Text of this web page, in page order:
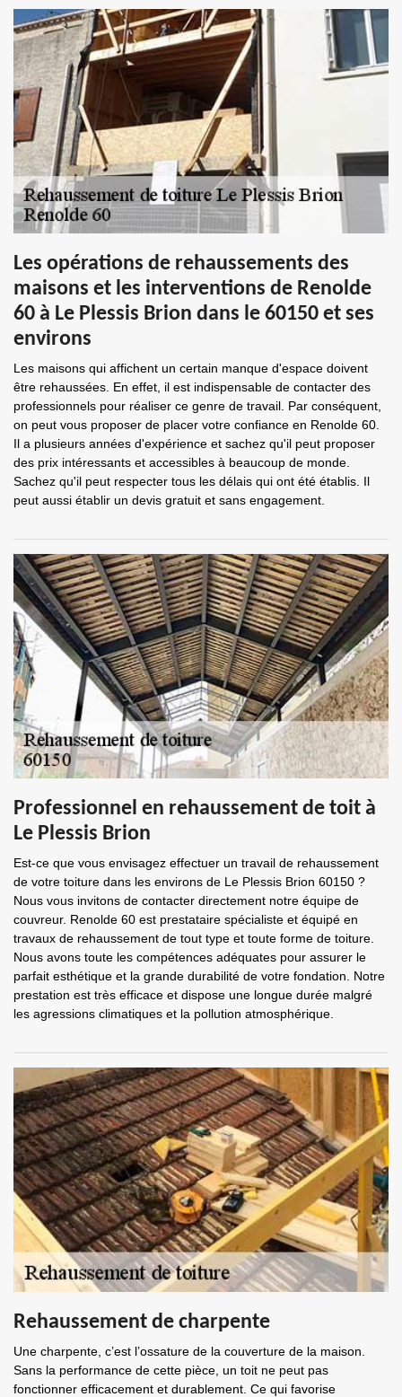
Les opérations de rehaussements des
maisons et les interventions de Renolde
60 à Le Plessis Brion dans le 60150 et ses
environs
Les maisons qui affichent un certain manque d'espace doivent
être rehaussées. En effet, il est indispensable de contacter des
professionnels pour réaliser ce genre de travail. Par conséquent,
on peut vous proposer de placer votre confiance en Renolde 60.
Il a plusieurs années d'expérience et sachez qu'il peut proposer
des prix intéressants et accessibles à beaucoup de monde.
Sachez qu'il peut respecter tous les délais qui ont été établis. Il
peut aussi établir un devis gratuit et sans engagement.
Professionnel en rehaussement de toit à
Le Plessis Brion
Est-ce que vous envisagez effectuer un travail de rehaussement
de votre toiture dans les environs de Le Plessis Brion 60150 ?
Nous vous invitons de contacter directement notre équipe de
couvreur. Renolde 60 est prestataire spécialiste et équipé en
travaux de rehaussement de tout type et toute forme de toiture.
Nous avons toute les compétences adéquates pour assurer le
parfait esthétique et la grande durabilité de votre fondation. Notre
prestation est très efficace et dispose une longue durée malgré
les agressions climatiques et la pollution atmosphérique.
Rehaussement de charpente
Une charpente, c’est l’ossature de la couverture de la maison.
Sans la performance de cette pièce, un toit ne peut pas
fonctionner efficacement et durablement. Ce qui favorise